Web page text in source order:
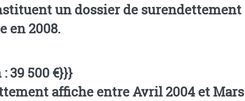
un dossier de surendettement
en 2008.
39 500 €}}}
affiche entre Avril 2004 et Mars